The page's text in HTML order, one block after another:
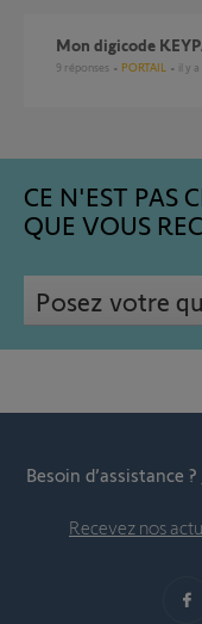
Mon digicode
9 réponses PORTAIL il y
CE N'EST PAS
QUE VOUS
Posez votre
Besoin d’assistance ?
Recevez nos